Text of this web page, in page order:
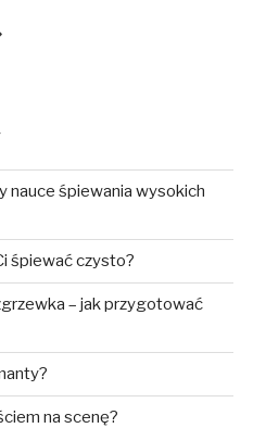
nauce śpiewania wysokich
śpiewać czysto?
– jak przygotować
na scenę?